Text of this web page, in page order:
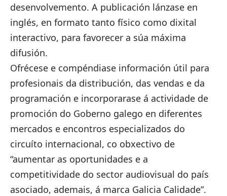
desenvolvemento. A publicación lánzase en
inglés, en formato tanto físico como dixital
interactivo, para favorecer a súa máxima
difusión.
Ofrécese e compéndiase información útil para
profesionais da distribución, das vendas e da
programación e incorporarase á actividade de
promoción do Goberno galego en diferentes
mercados e encontros especializados do
circuíto internacional, co obxectivo de
“aumentar as oportunidades e a
competitividade do sector audiovisual do país
asociado, ademais, á marca Galicia Calidade”.